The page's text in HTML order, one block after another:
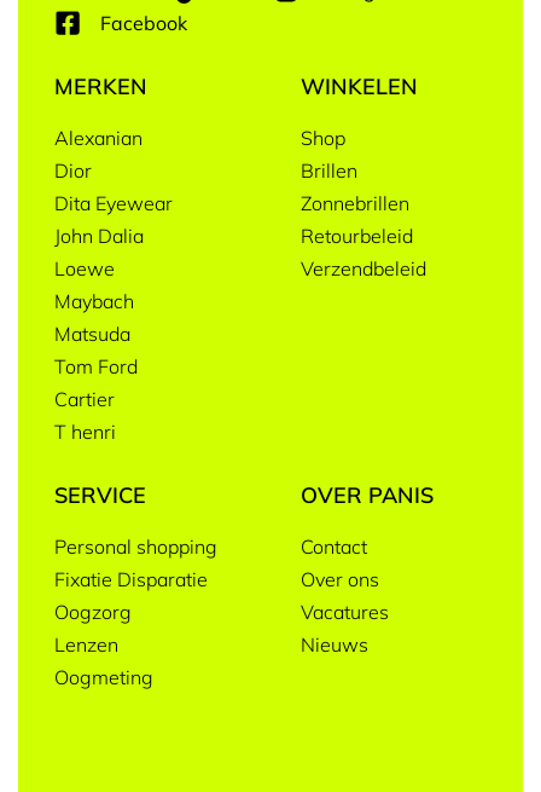
Facebook
MERKEN
Alexanian
Dior
Dita Eyewear
John Dalia
Loewe
Maybach
Matsuda
Tom Ford
Cartier
T henri
WINKELEN
Shop
Brillen
Zonnebrillen
Retourbeleid
Verzendbeleid
SERVICE
Personal shopping
Fixatie Disparatie
Oogzorg
Lenzen
Oogmeting
OVER PANIS
Contact
Over ons
Vacatures
Nieuws